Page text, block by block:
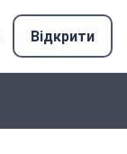
Відкрити